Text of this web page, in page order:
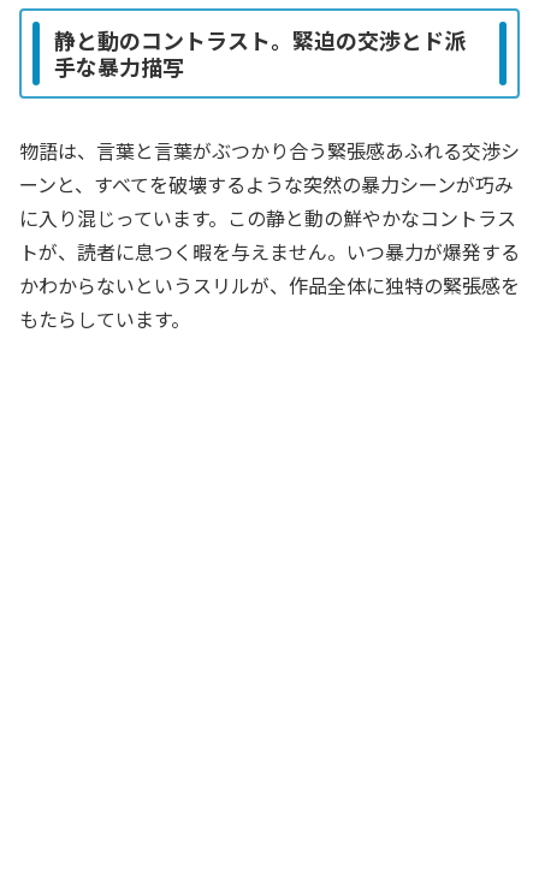
静と動のコントラスト。緊迫の交渉とド派
手な暴力描写
物語は、言葉と言葉がぶつかり合う緊張感あふれる交渉シ
ーンと、すべてを破壊するような突然の暴力シーンが巧み
に入り混じっています。この静と動の鮮やかなコントラス
トが、読者に息つく暇を与えません。いつ暴力が爆発する
かわからないというスリルが、作品全体に独特の緊張感を
もたらしています。